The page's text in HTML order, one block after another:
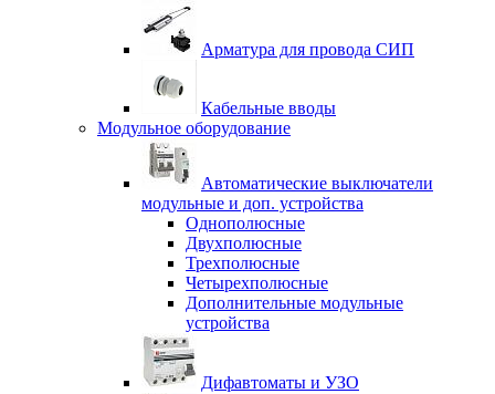
Арматура для провода СИП
Кабельные вводы
Модульное оборудование
Автоматические выключатели
модульные и доп. устройства
Однополюсные
Двухполюсные
Трехполюсные
Четырехполюсные
Дополнительные модульные
устройства
Дифавтоматы и УЗО